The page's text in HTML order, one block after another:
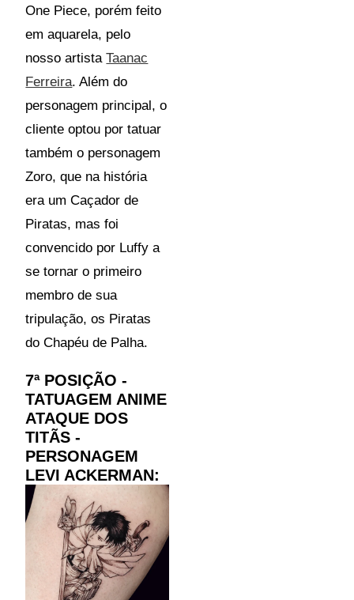
One Piece, porém feito
em aquarela, pelo
nosso artistaTaanac
Ferreira. Além do
personagem principal, o
cliente optou por tatuar
também o personagem
Zoro, que na história
era um Caçador de
Piratas, mas foi
convencido por Luffy a
se tornar o primeiro
membro de sua
tripulação, os Piratas
do Chapéu de Palha.
7ª POSIÇÃO -
TATUAGEM ANIME
ATAQUE DOS
TITÃS -
PERSONAGEM
LEVI ACKERMAN: